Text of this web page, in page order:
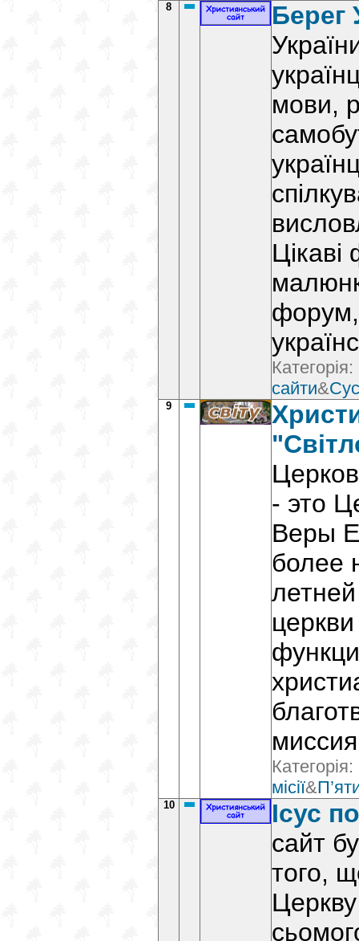
8
Берег
мови,
Цікаві
форум,
Категорія:
сайти&
9
- это
Веры
более
Категорія:
місії&
10
Ісус
сайт
того,